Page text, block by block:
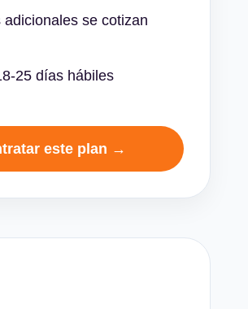
adicionales se cotizan
25 días hábiles
este plan →